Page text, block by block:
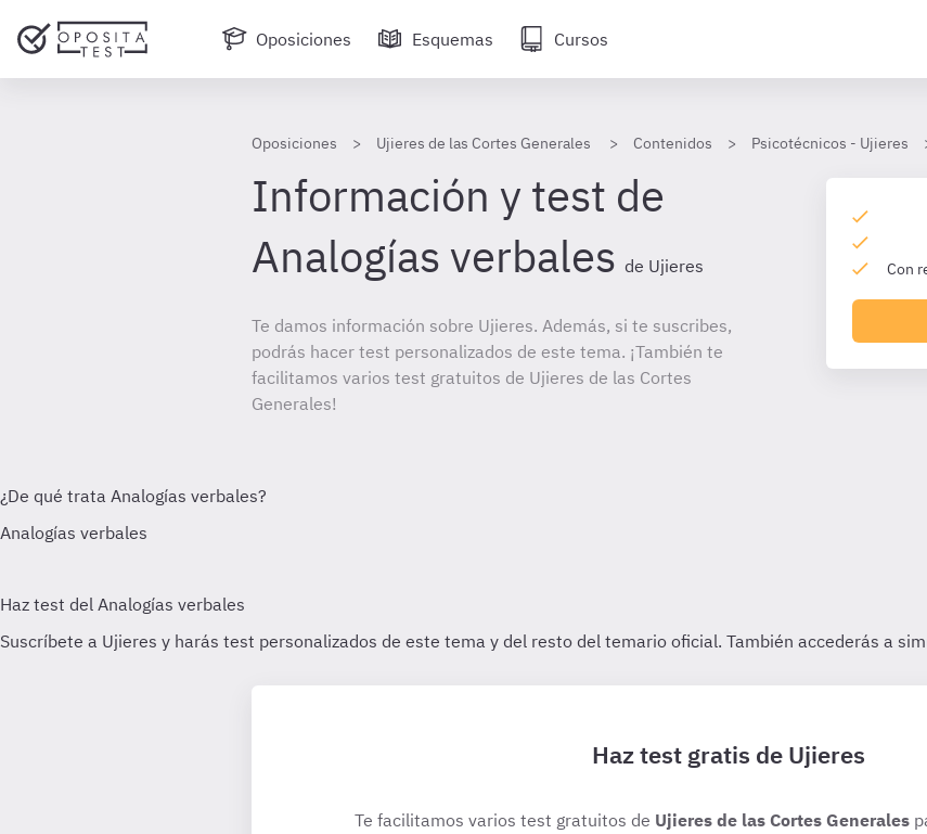
Oposiciones Esquemas Cursos
Oposiciones Ujieres de las Cortes Generales Contenidos Psicotécnicos - Ujieres
Información y test de
Analogías verbales de Ujieres
Te damos información sobre Ujieres. Además, si te suscribes,
podrás hacer test personalizados de este tema. ¡También te
facilitamos varios test gratuitos de Ujieres de las Cortes
Generales!
Con
Haz test gratis de Ujieres
Te facilitamos varios test gratuitos de Ujieres de las Cortes Generales